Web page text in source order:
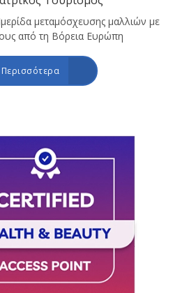
μεταμόσχευσης μαλλιών με
από τη Βόρεια Ευρώπη
Περισσότερα